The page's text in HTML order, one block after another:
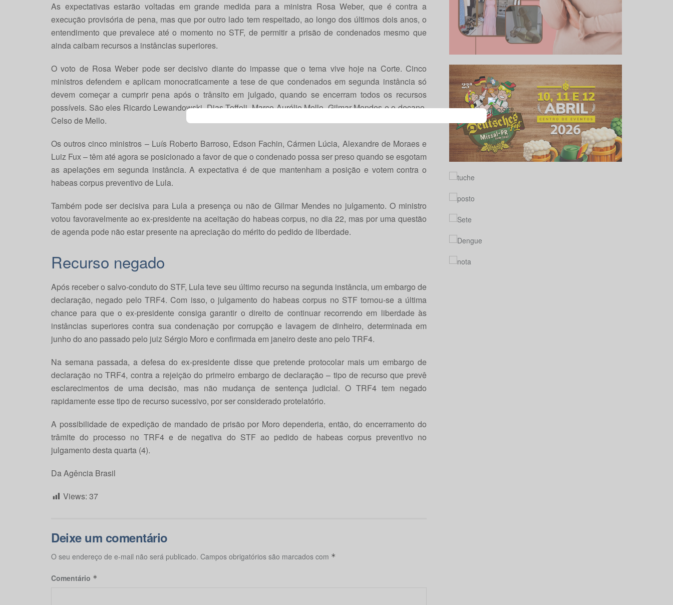
As expectativas estarão voltadas em grande medida para a ministra Rosa Weber, que é contra a
execução provisória de pena, mas que por outro lado tem respeitado, ao longo dos últimos dois anos, o
entendimento que prevalece até o momento no STF, de permitir a prisão de condenados mesmo que
ainda caibam recursos a instâncias superiores.
O voto de Rosa Weber pode ser decisivo diante do impasse que o tema vive hoje na Corte. Cinco
ministros defendem e aplicam monocraticamente a tese de que condenados em segunda instância só
devem começar a cumprir pena após o trânsito em julgado, quando se encerram todos os recursos
possíveis. São eles Ricardo Lewandowski, Dias Toffoli, Marco Aurélio Mello, Gilmar Mendes e o decano,
Celso de Mello.
Os outros cinco ministros – Luís Roberto Barroso, Edson Fachin, Cármen Lúcia, Alexandre de Moraes e
Luiz Fux – têm até agora se posicionado a favor de que o condenado possa ser preso quando se esgotam
as apelações em segunda instância. A expectativa é de que mantenham a posição e votem contra o
habeas corpus preventivo de Lula.
Também pode ser decisiva para Lula a presença ou não de Gilmar Mendes no julgamento. O ministro
votou favoravelmente ao ex-presidente na aceitação do habeas corpus, no dia 22, mas por uma questão
de agenda pode não estar presente na apreciação do mérito do pedido de liberdade.
Recurso negado
Após receber o salvo-conduto do STF, Lula teve seu último recurso na segunda instância, um embargo de
declaração, negado pelo TRF4. Com isso, o julgamento do habeas corpus no STF tornou-se a última
chance para que o ex-presidente consiga garantir o direito de continuar recorrendo em liberdade às
instâncias superiores contra sua condenação por corrupção e lavagem de dinheiro, determinada em
junho do ano passado pelo juiz Sérgio Moro e confirmada em janeiro deste ano pelo TRF4.
Na semana passada, a defesa do ex-presidente disse que pretende protocolar mais um embargo de
declaração no TRF4, contra a rejeição do primeiro embargo de declaração – tipo de recurso que prevê
esclarecimentos de uma decisão, mas não mudança de sentença judicial. O TRF4 tem negado
rapidamente esse tipo de recurso sucessivo, por ser considerado protelatório.
A possibilidade de expedição de mandado de prisão por Moro dependeria, então, do encerramento do
trâmite do processo no TRF4 e de negativa do STF ao pedido de habeas corpus preventivo no
julgamento desta quarta (4).
Da Agência Brasil
Views: 37
Deixe um comentário
O seu endereço de e-mail não será publicado. Campos obrigatórios são marcados com *
Comentário *